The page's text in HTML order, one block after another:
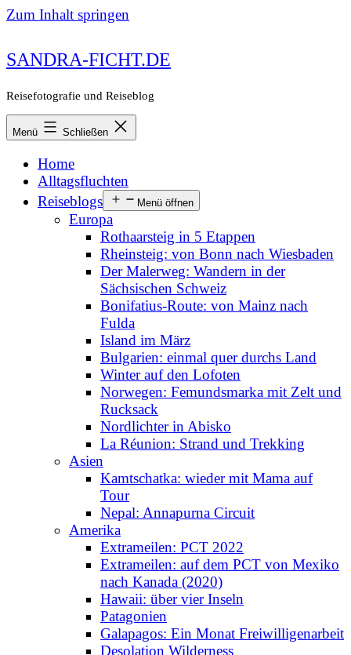
Zum Inhalt springen
SANDRA-FICHT.DE
Reisefotografie und Reiseblog
Menü Schließen
Home
Alltagsfluchten
Reiseblogs
Menü öffnen
Europa
Rothaarsteig in 5 Etappen
Rheinsteig: von Bonn nach Wiesbaden
Der Malerweg: Wandern in der
Sächsischen Schweiz
Bonifatius-Route: von Mainz nach
Fulda
Island im März
Bulgarien: einmal quer durchs Land
Winter auf den Lofoten
Norwegen: Femundsmarka mit Zelt und
Rucksack
Nordlichter in Abisko
La Réunion: Strand und Trekking
Asien
Kamtschatka: wieder mit Mama auf
Tour
Nepal: Annapurna Circuit
Amerika
Extrameilen: PCT 2022
Extrameilen: auf dem PCT von Mexiko
nach Kanada (2020)
Hawaii: über vier Inseln
Patagonien
Galapagos: Ein Monat Freiwilligenarbeit
Desolation Wilderness